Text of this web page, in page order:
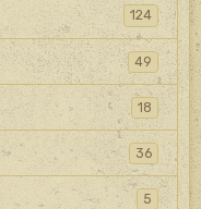
124
49
18
36
5